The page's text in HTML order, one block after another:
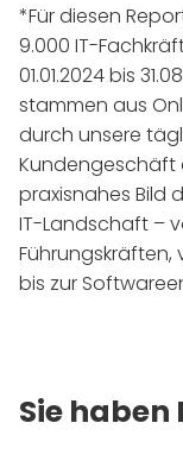
*Für diesen
9.000 IT-
01.01.2024 bis
stammen aus
durch unsere
Kundengeschäft
praxisnahes Bild
IT-Landschaft –
bis zur
Sie